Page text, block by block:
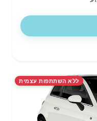
ללא השתתפות עצמית